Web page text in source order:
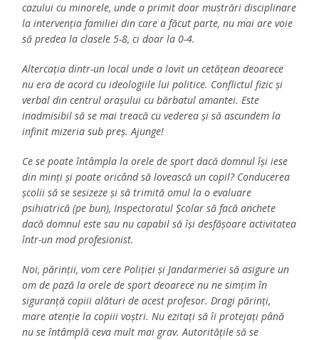
cazului cu minorele, unde a primit doar mustrări disciplinare
la intervenția familiei din care a făcut parte, nu mai are voie
să predea la clasele 5-8, ci doar la 0-4.
Altercația dintr-un local unde a lovit un cetățean deoarece
nu era de acord cu ideologiile lui politice. Conflictul fizic și
verbal din centrul orașului cu bărbatul amantei. Este
inadmisibil să se mai treacă cu vederea și să ascundem la
infinit mizeria sub preș. Ajunge!
Ce se poate întâmpla la orele de sport dacă domnul își iese
din minți și poate oricând să lovească un copil? Conducerea
școlii să se sesizeze și să trimită omul la o evaluare
psihiatrică (pe bun), Inspectoratul Școlar să facă anchete
dacă domnul este sau nu capabil să își desfășoare activitatea
într-un mod profesionist.
Noi, părinții, vom cere Poliției și Jandarmeriei să asigure un
om de pază la orele de sport deoarece nu ne simțim în
siguranță copiii alături de acest profesor. Dragi părinți,
mare atenție la copiii voștri. Nu ezitați să îi protejați până
nu se întâmplă ceva mult mai grav. Autoritățile să se